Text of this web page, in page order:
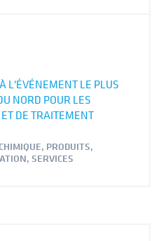
L'ÉVÉNEMENT LE PLUS
NORD POUR LES
DE TRAITEMENT
CHIMIQUE, PRODUITS,
, SERVICES